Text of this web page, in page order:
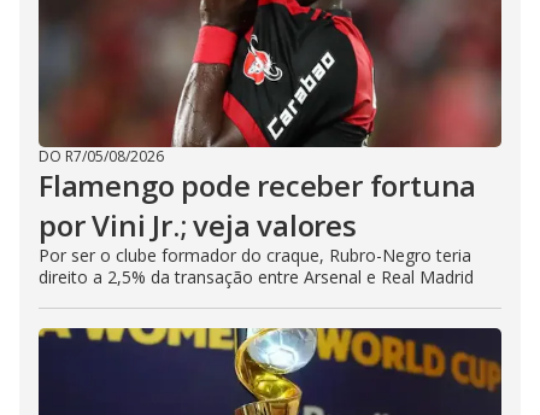
DO R7/05/08/2026
Flamengo pode receber fortuna
por Vini Jr.; veja valores
Por ser o clube formador do craque, Rubro-Negro teria
direito a 2,5% da transação entre Arsenal e Real Madrid